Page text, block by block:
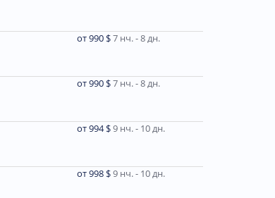
от 990 $7 нч. - 8 дн.
от 990 $7 нч. - 8 дн.
от 994 $9 нч. - 10 дн.
от 998 $9 нч. - 10 дн.